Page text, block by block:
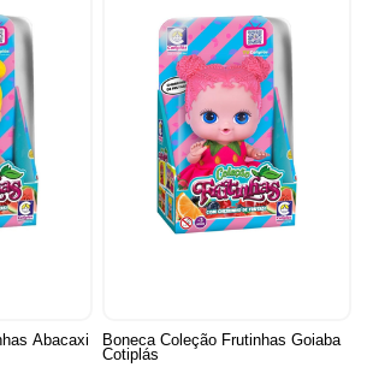
Abacaxi
Boneca Coleção Frutinhas Goiaba
Cotiplás